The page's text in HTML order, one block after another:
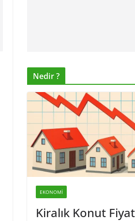
Nedir ?
EKONOMI
Kiralık Konut